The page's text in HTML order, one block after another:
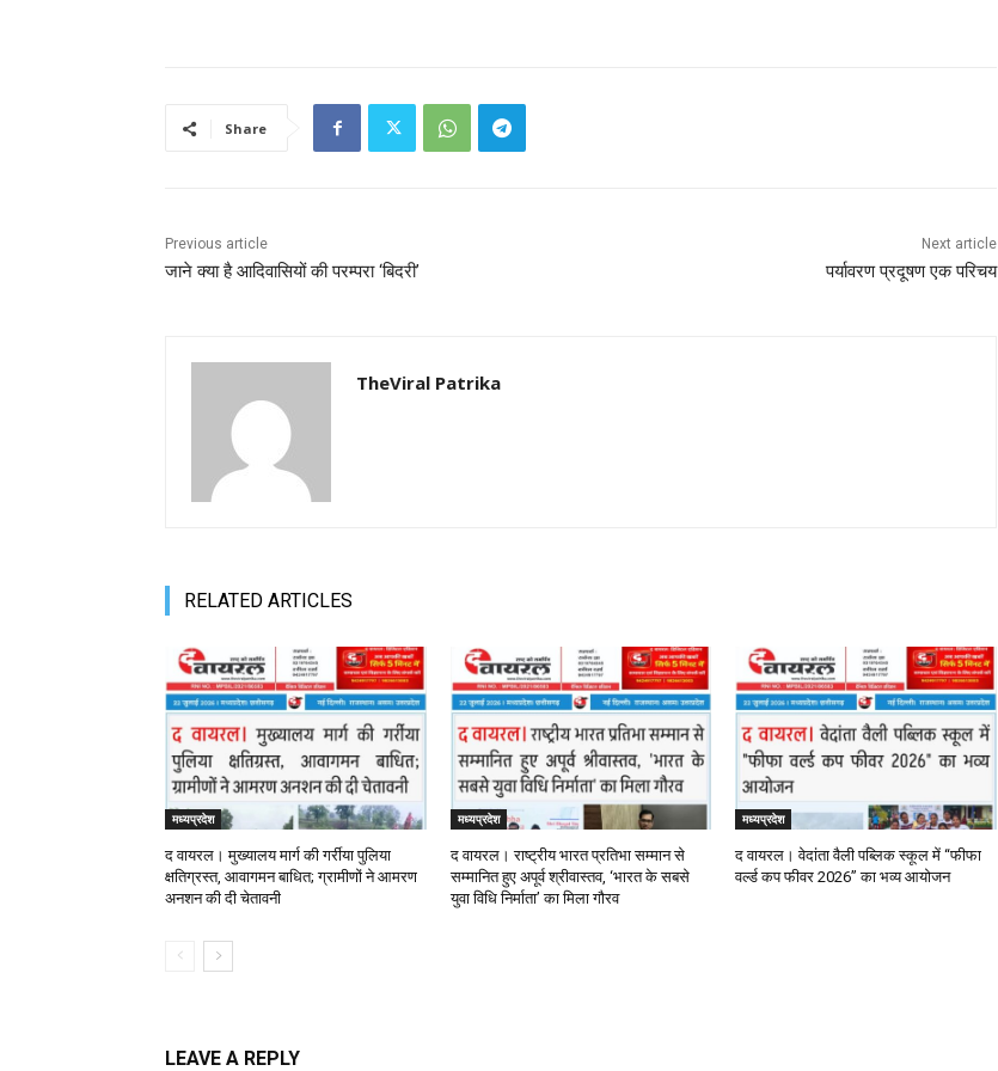
Share
Previous article
जाने क्या है आदिवासियों की परम्परा ‘बिदरी’
Next article
पर्यावरण प्रदूषण एक परिचय
TheViral Patrika
RELATED ARTICLES
मध्यप्रदेश
द वायरल। मुख्यालय मार्ग की गर्रीया पुलिया
क्षतिग्रस्त, आवागमन बाधित; ग्रामीणों ने आमरण
अनशन की दी चेतावनी
मध्यप्रदेश
द वायरल। राष्ट्रीय भारत प्रतिभा सम्मान से
सम्मानित हुए अपूर्व श्रीवास्तव, ‘भारत के सबसे
युवा विधि निर्माता’ का मिला गौरव
मध्यप्रदेश
द वायरल। वेदांता वैली पब्लिक स्कूल में “फीफा
वर्ल्ड कप फीवर 2026” का भव्य आयोजन
LEAVE A REPLY